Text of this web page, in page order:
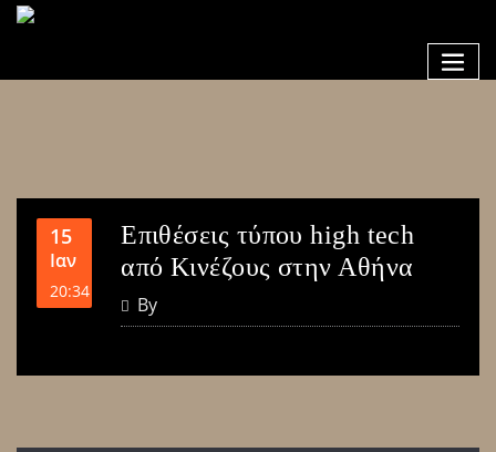
15
Ιαν
20:34
Επιθέσεις τύπου high tech
από Κινέζους στην Αθήνα
By